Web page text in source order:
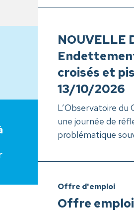
NOUVELLE
croisés et
13/10/2026
L’Observatoire
une journée de
problématique
Offre d'emploi
Offre